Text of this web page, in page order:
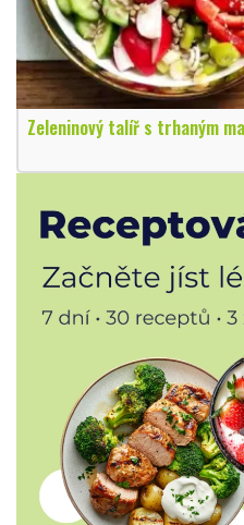
Zeleninový talíř s trhaným